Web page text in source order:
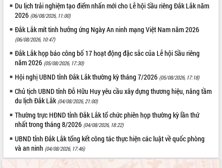
Du lịch trải nghiệm tạo điểm nhấn mới cho Lễ hội Sầu riêng Đắk Lắk năm
2026 (06/08/2026, 11:00)
Đắk Lắk mít tinh hưởng ứng Ngày An ninh mạng Việt Nam năm 2026
(06/08/2026, 10:47)
Đắk Lắk họp báo công bố 17 hoạt động đặc sắc của Lễ hội Sầu riêng
năm 2026 (05/08/2026, 17:30)
Hội nghị UBND tỉnh Đắk Lắk thường kỳ tháng 7/2026 (05/08/2026, 17:18)
Chủ tịch UBND tỉnh Đỗ Hữu Huy yêu cầu xây dựng thương hiệu, nâng tầm
du lịch Đắk Lắk (04/08/2026, 21:00)
Thường trực HĐND tỉnh Đắk Lắk tổ chức phiên họp thường kỳ lần thứ
nhất trong tháng 8/2026 (04/08/2026, 18:22)
UBND tỉnh Đắk Lắk tổng kết công tác thực hiện các luật về quốc phòng
và an ninh (04/08/2026, 17:46)